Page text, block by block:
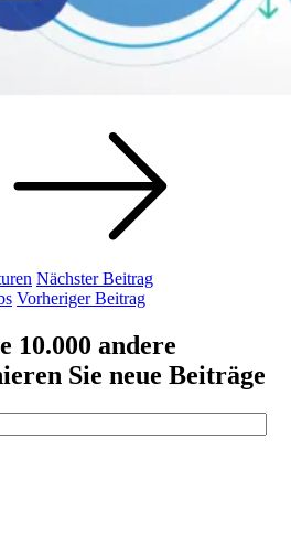
Nächster Beitrag
Vorheriger Beitrag
10.000 andere
Sie neue Beiträge